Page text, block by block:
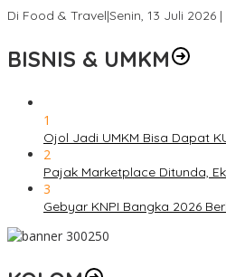
Di Food & Travel|Senin, 13 Juli 2026 |
BISNIS & UMKM
1
Ojol Jadi UMKM Bisa Dapat
2
Pajak Marketplace Ditunda,
3
Gebyar KNPI Bangka 2026